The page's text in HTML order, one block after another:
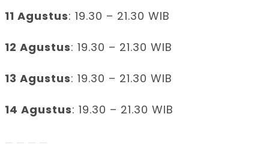
11 Agustus: 19.30 – 21.30 WIB
12 Agustus: 19.30 – 21.30 WIB
13 Agustus: 19.30 – 21.30 WIB
14 Agustus: 19.30 – 21.30 WIB